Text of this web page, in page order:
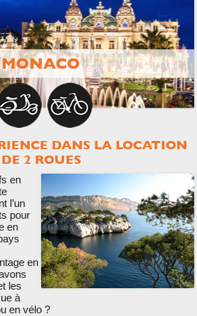
MONACO
DANS LA LOCATION
DE 2 ROUES
en
l’un
pour
en
en
les
à
en vélo ?